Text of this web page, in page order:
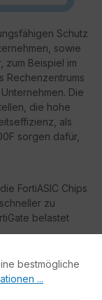
Schutz
sowie
zum Beispiel im
Rechenzentrums
Die
die hohe
als
sorgen dafür,
FortiASIC Chips
zu
belastet
bestmögliche
...